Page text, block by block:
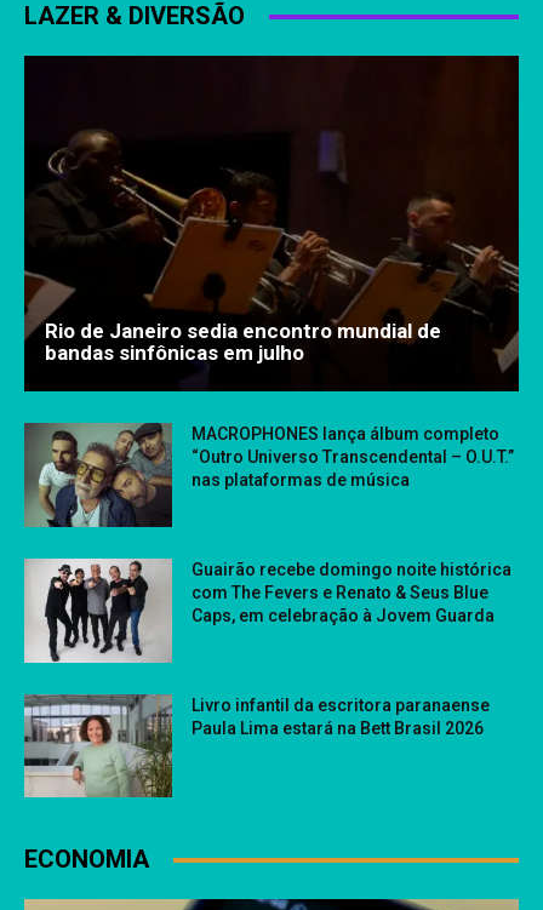
LAZER & DIVERSÃO
Rio de Janeiro sedia encontro mundial de
bandas sinfônicas em julho
MACROPHONES lança álbum completo
“Outro Universo Transcendental – O.U.T.”
nas plataformas de música
Guairão recebe domingo noite histórica
com The Fevers e Renato & Seus Blue
Caps, em celebração à Jovem Guarda
Livro infantil da escritora paranaense
Paula Lima estará na Bett Brasil 2026
ECONOMIA